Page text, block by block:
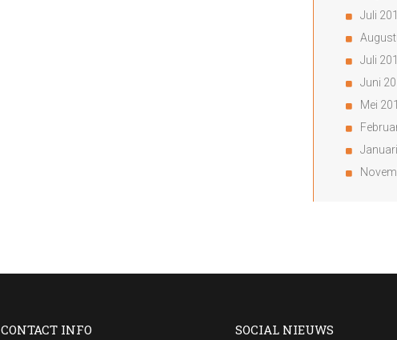
Juli
Juli
Juni
Mei
CONTACT INFO SOCIAL NIEUWS